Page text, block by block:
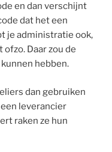
en dan verschijnt
dat het een
je administratie ook,
Daar zou de
hebben.
dan gebruiken
leverancier
raken ze hun